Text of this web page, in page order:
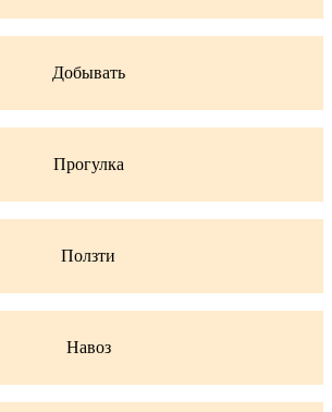
Добывать
Прогулка
Ползти
Навоз